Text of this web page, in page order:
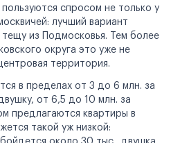
спросом не только у
лучший вариант
из Подмосковья. Тем более
округа это уже не
территория.
в пределах от 3 до 6 млн. за
от 6,5 до 10 млн. за
предлагаются квартиры в
такой уж низкой: